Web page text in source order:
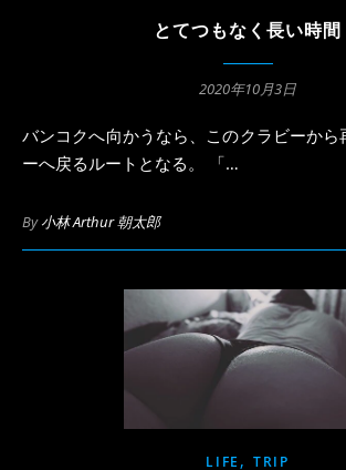
とてつもなく長い時間
2020年10月3日
バンコクへ向かうなら、このクラビーから再びスラーターニ
ーへ戻るルートとなる。 「…
By小林 Arthur 朝太郎
LIFE , TRIP